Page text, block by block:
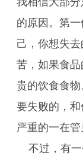
的原因。第
己，你想失
苦，如果食
贵的饮食食
要失败的，
严重的一在管
不过，有